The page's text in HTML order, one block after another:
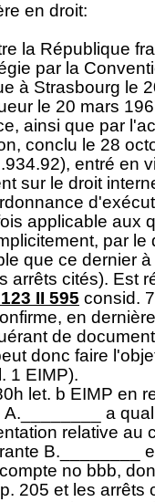
en droit:
la République
par la
à Strasbourg le
le 20 mars
ainsi que par
conclu le 28
entré en
sur le droit
applicable aux
par le
que ce dernier
arrêts cités). Est
II 595 consid.
en
de
donc faire
1 EIMP).
let. b EIMP en
A.________ a
relative au
B.________
no bbb,
205 et les arrêts